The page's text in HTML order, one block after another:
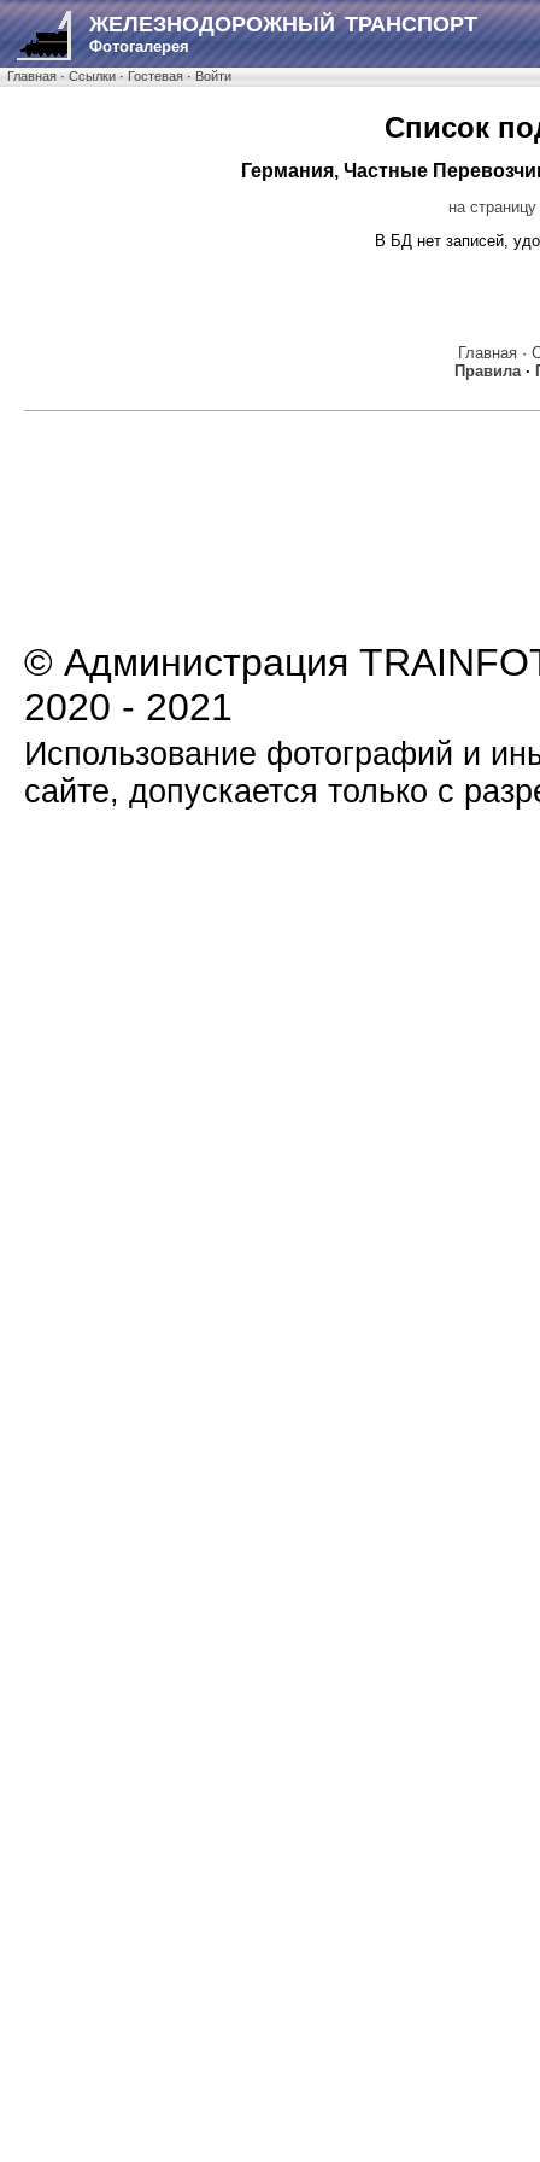
ЖЕЛЕЗНОДОРОЖНЫЙ ТРАНСПОРТ
Фотогалерея
Главная·Ссылки·Гостевая·Войти
Список
Германия, Частные
на
В БД нет записей,
Главная·
Правила·
© Администрация
2020 - 2021
Использование фотографий и
сайте, допускается только с